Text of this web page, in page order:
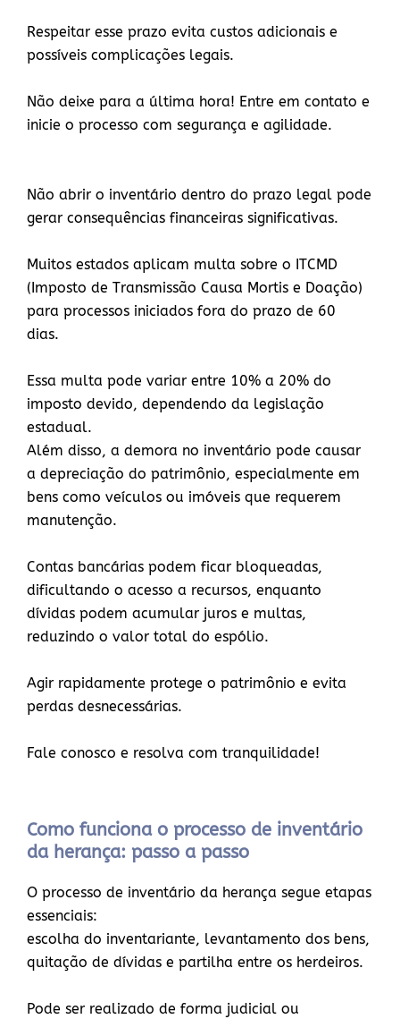
Respeitar esse prazo evita custos adicionais e
possíveis complicações legais.
Não deixe para a última hora! Entre em contato e
inicie o processo com segurança e agilidade.
Não abrir o inventário dentro do prazo legal pode
gerar consequências financeiras significativas.
Muitos estados aplicam multa sobre o ITCMD
(Imposto de Transmissão Causa Mortis e Doação)
para processos iniciados fora do prazo de 60
dias.
Essa multa pode variar entre 10% a 20% do
imposto devido, dependendo da legislação
estadual.
Além disso, a demora no inventário pode causar
a depreciação do patrimônio, especialmente em
bens como veículos ou imóveis que requerem
manutenção.
Contas bancárias podem ficar bloqueadas,
dificultando o acesso a recursos, enquanto
dívidas podem acumular juros e multas,
reduzindo o valor total do espólio.
Agir rapidamente protege o patrimônio e evita
perdas desnecessárias.
Fale conosco e resolva com tranquilidade!
Como funciona o processo de inventário
da herança: passo a passo
O processo de inventário da herança segue etapas
essenciais:
escolha do inventariante, levantamento dos bens,
quitação de dívidas e partilha entre os herdeiros.
Pode ser realizado de forma judicial ou